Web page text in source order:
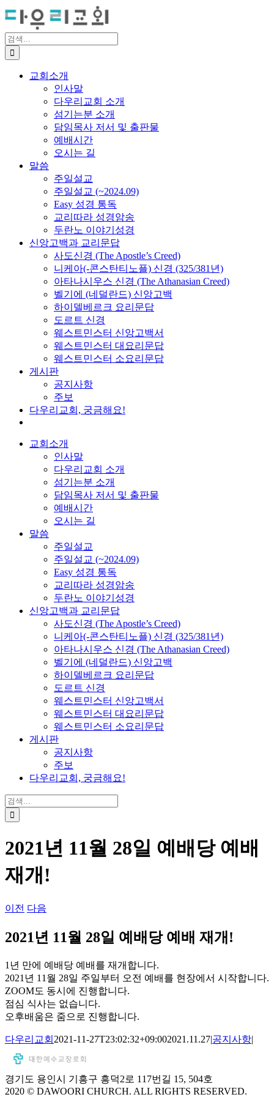
Skip
to
content
검
색
...
교회소개
인사말
다우리교회 소개
섬기는분 소개
담임목사 저서 및 출판물
예배시간
오시는 길
말씀
주일설교
주일설교 (~2024.09)
Easy 성경 통독
교리따라 성경암송
두란노 이야기성경
신앙고백과 교리문답
사도신경 (The Apostle’s Creed)
니케아(-콘스탄티노플) 신경 (325/381년)
아타나시우스 신경 (The Athanasian Creed)
벨기에 (네덜란드) 신앙고백
하이델베르크 요리문답
도르트 신경
웨스트민스터 신앙고백서
웨스트민스터 대요리문답
웨스트민스터 소요리문답
게시판
공지사항
주보
다우리교회, 궁금해요!
교회소개
인사말
다우리교회 소개
섬기는분 소개
담임목사 저서 및 출판물
예배시간
오시는 길
말씀
주일설교
주일설교 (~2024.09)
Easy 성경 통독
교리따라 성경암송
두란노 이야기성경
신앙고백과 교리문답
사도신경 (The Apostle’s Creed)
니케아(-콘스탄티노플) 신경 (325/381년)
아타나시우스 신경 (The Athanasian Creed)
벨기에 (네덜란드) 신앙고백
하이델베르크 요리문답
도르트 신경
웨스트민스터 신앙고백서
웨스트민스터 대요리문답
웨스트민스터 소요리문답
게시판
공지사항
주보
다우리교회, 궁금해요!
검
색
...
2021년 11월 28일 예배당 예배
재개!
이전 다음
2021년 11월 28일 예배당 예배 재개!
1년 만에 예배당 예배를 재개합니다.
2021년 11월 28일 주일부터 오전 예배를 현장에서 시작합니다.
ZOOM도 동시에 진행합니다.
점심 식사는 없습니다.
오후배움은 줌으로 진행합니다.
다우리교회 2021-11-27T23:02:32+09:002021.11.27|공지사항|
경기도 용인시 기흥구 흥덕2로 117번길 15, 504호
2020 © DAWOORI CHURCH. ALL RIGHTS RESERVED.